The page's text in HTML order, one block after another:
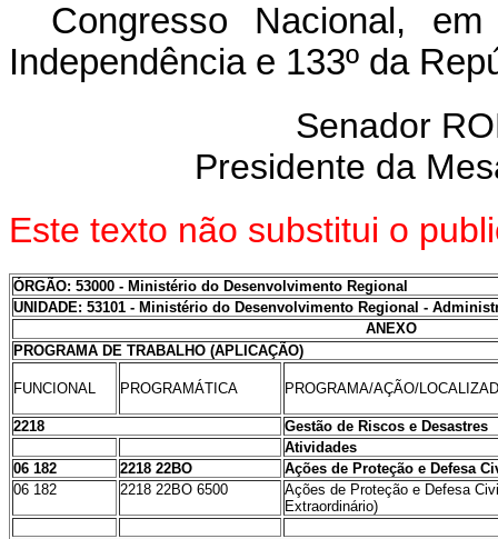
Congresso Nacional,
Independência e 133º da
Senador
Presidente da
Este texto não substitui o
ÓRGÃO: 53000 - Ministério do Desenvolvimento Regional
UNIDADE: 53101 - Ministério do Desenvolvimento Regional -
ANEXO
PROGRAMA DE TRABALHO (APLICAÇÃO)
FUNCIONAL PROGRAMÁTICA PROGRAMA/AÇÃO/
2218
Gestão de Riscos e Desastres
Atividades
06 182
2218 22BO
Ações de Proteção e Defesa
06 182
2218 22BO 6500
Ações de Proteção e Defesa
Extraordinário)